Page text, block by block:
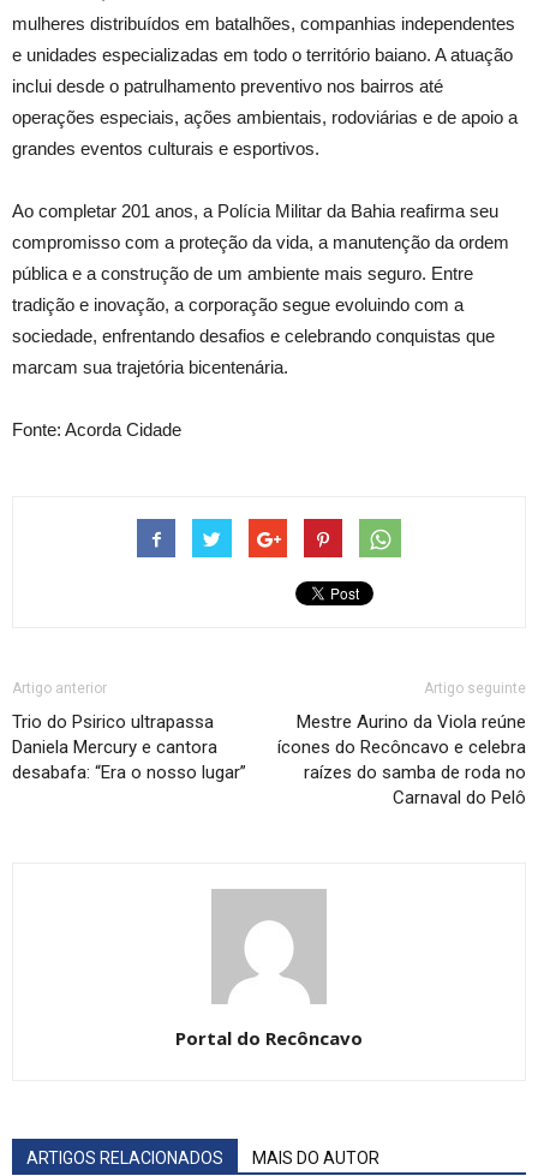
mulheres distribuídos em batalhões, companhias independentes
e unidades especializadas em todo o território baiano. A atuação
inclui desde o patrulhamento preventivo nos bairros até
operações especiais, ações ambientais, rodoviárias e de apoio a
grandes eventos culturais e esportivos.
Ao completar 201 anos, a Polícia Militar da Bahia reafirma seu
compromisso com a proteção da vida, a manutenção da ordem
pública e a construção de um ambiente mais seguro. Entre
tradição e inovação, a corporação segue evoluindo com a
sociedade, enfrentando desafios e celebrando conquistas que
marcam sua trajetória bicentenária.
Fonte: Acorda Cidade
Artigo anterior
Trio do Psirico ultrapassa
Daniela Mercury e cantora
desabafa: “Era o nosso lugar”
Artigo seguinte
Mestre Aurino da Viola reúne
ícones do Recôncavo e celebra
raízes do samba de roda no
Carnaval do Pelô
Portal do Recôncavo
ARTIGOS RELACIONADOS MAIS DO AUTOR